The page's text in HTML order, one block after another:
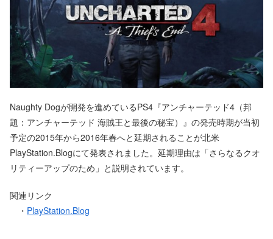
Naughty Dogが開発を進めているPS4『アンチャーテッド4（邦
題：アンチャーテッド 海賊王と最後の秘宝）』の発売時期が当初
予定の2015年から2016年春へと延期されることが北米
PlayStation.Blogにて発表されました。延期理由は「さらなるクオ
リティーアップのため」と説明されています。
関連リンク
・ PlayStation.Blog